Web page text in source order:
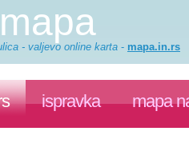
- valjevo online karta - mapa.in.rs
ispravka mapa